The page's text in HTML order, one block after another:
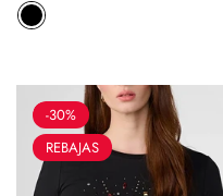
-30%
REBAJAS